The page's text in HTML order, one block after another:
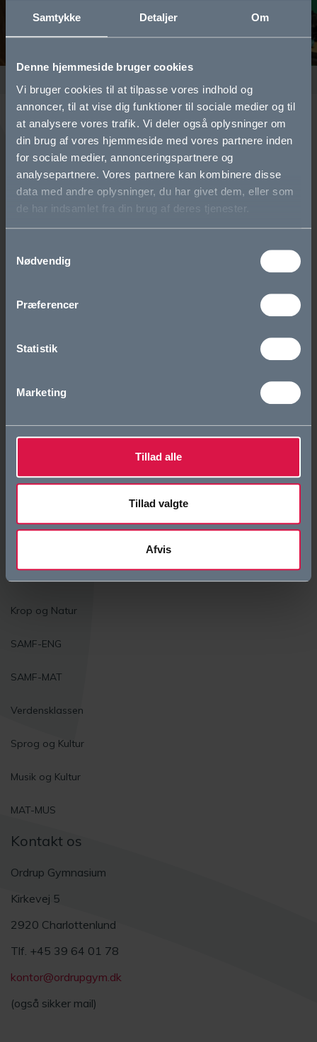
Samtykke Detaljer Om
Denne hjemmeside bruger cookies
Vi bruger cookies til at tilpasse vores indhold og
annoncer, til at vise dig funktioner til sociale medier og til
at analysere vores trafik. Vi deler også oplysninger om
din brug af vores hjemmeside med vores partnere inden
for sociale medier, annonceringspartnere og
analysepartnere. Vores partnere kan kombinere disse
data med andre oplysninger, du har givet dem, eller som
de har indsamlet fra din brug af deres tjenester.
Nødvendig
Præferencer
Statistik
Marketing
Tillad alle
Tillad valgte
Afvis
Bliv elev
Eliteidræt
Elevfællesskaber
Om OG
Tilgængelighedserklæring
Whistleblowerordning
Krop og Natur
SAMF-ENG
SAMF-MAT
Verdensklassen
Sprog og Kultur
Musik og Kultur
MAT-MUS
Kontakt os
Ordrup Gymnasium
Kirkevej 5
2920 Charlottenlund
Tlf. +45 39 64 01 78
kontor@ordrupgym.dk
(også sikker mail)